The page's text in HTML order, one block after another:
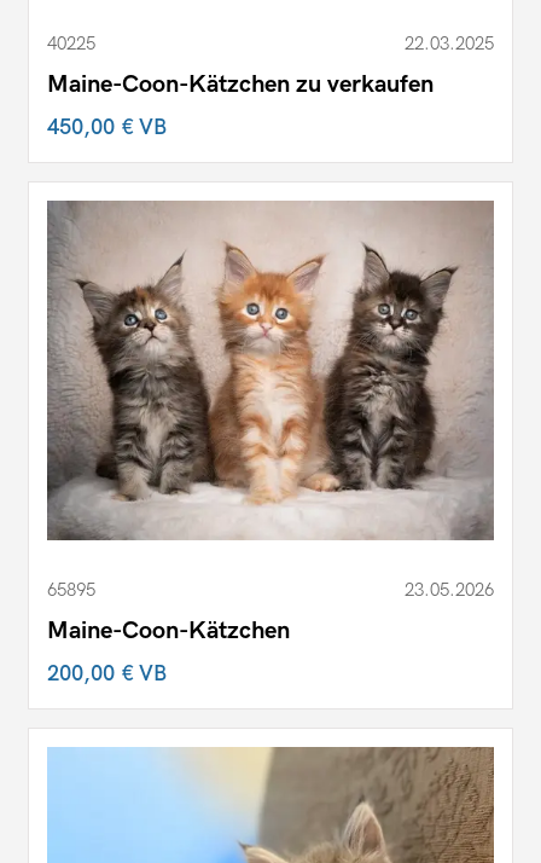
40225 22.03.2025
Maine-Coon-Kätzchen zu verkaufen
450,00 €VB
65895 23.05.2026
Maine-Coon-Kätzchen
200,00 €VB